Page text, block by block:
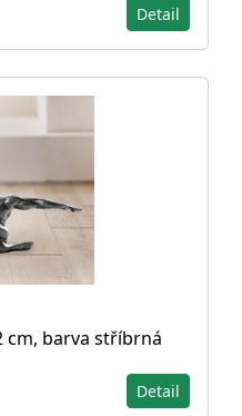
Detail
cm, barva stříbrná
Detail